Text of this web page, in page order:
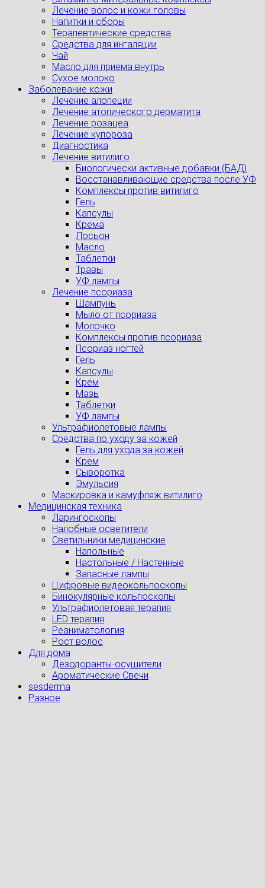
Лечение волос и кожи головы
Напитки и сборы
Терапевтические средства
Средства для ингаляции
Чай
Масло для приема внутрь
Сухое молоко
Заболевание кожи
Лечение алопеции
Лечение атопического дерматита
Лечение розацеа
Лечение купороза
Диагностика
Лечение витилиго
Биологически активные добавки (БАД)
Восстанавливающие средства после УФ
Комплексы против витилиго
Гель
Капсулы
Крема
Лосьон
Масло
Таблетки
Травы
УФ лампы
Лечение псориаза
Шампунь
Мыло от псориаза
Молочко
Комплексы против псориаза
Псориаз ногтей
Гель
Капсулы
Крем
Мазь
Таблетки
УФ лампы
Ультрафиолетовые лампы
Средства по уходу за кожей
Гель для ухода за кожей
Крем
Сыворотка
Эмульсия
Маскировка и камуфляж витилиго
Медицинская техника
Ларингоскопы
Налобные осветители
Светильники медицинские
Напольные
Настольные / Настенные
Запасные лампы
Цифровые видеокольпоскопы
Бинокулярные кольпоскопы
Ультрафиолетовая терапия
LED терапия
Реаниматология
Рост волос
Для дома
Дезодоранты-осушители
Ароматические Свечи
sesderma
Разное